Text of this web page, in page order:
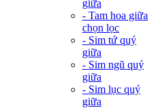
giữa
- Tam hoa giữa
chọn lọc
- Sim tứ quý
giữa
- Sim ngũ quý
giữa
- Sim lục quý
giữa